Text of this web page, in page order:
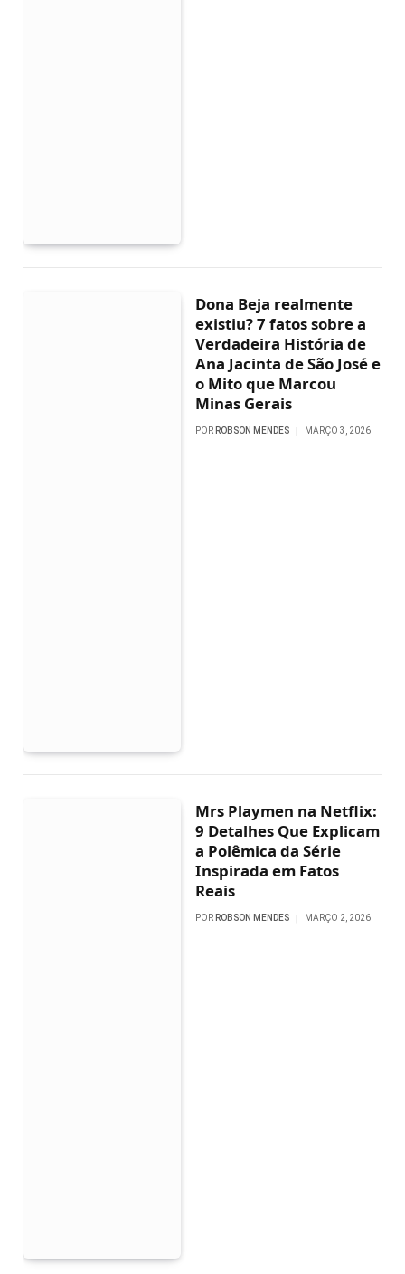
Dona Beja realmente
existiu? 7 fatos sobre a
Verdadeira História de
Ana Jacinta de São José e
o Mito que Marcou
Minas Gerais
POR ROBSON MENDES MARÇO 3, 2026
Mrs Playmen na Netflix:
9 Detalhes Que Explicam
a Polêmica da Série
Inspirada em Fatos
Reais
POR ROBSON MENDES MARÇO 2, 2026